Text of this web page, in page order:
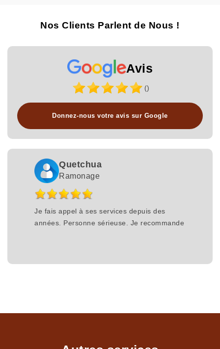
Nos Clients Parlent de Nous !
Avis
()
Donnez-nous votre avis sur Google
Quetchua
Ramonage
Je fais appel à ses services depuis des
années. Personne sérieuse. Je recommande